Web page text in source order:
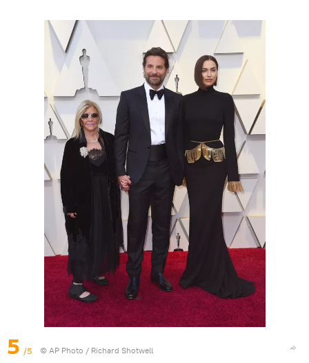
5 /5 © AP Photo / Richard Shotwell